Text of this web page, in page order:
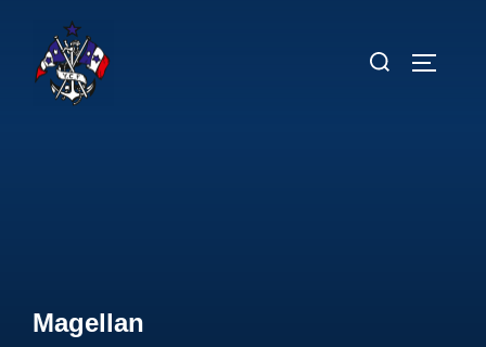
contenu
Rechercher :
Magellan